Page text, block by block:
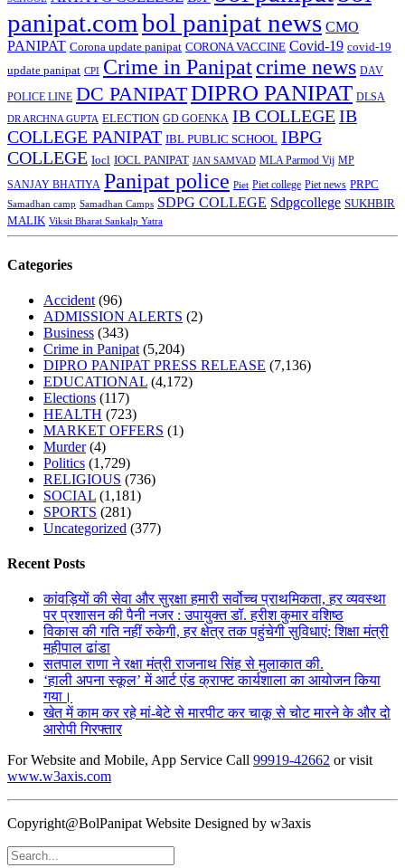
panipat.combol panipat news CMO
PANIPAT Corona update panipat CORONA VACCINE Covid-19 covid-19
update panipat CPI Crime in Panipatcrime news DAV
POLICE LINE DC PANIPATDIPRO PANIPAT DLSA
DR ARCHNA GUPTA ELECTION GD GOENKA IB COLLEGEIB
COLLEGE PANIPAT IBL PUBLIC SCHOOL IBPG
COLLEGE Iocl IOCL PANIPAT JAN SAMVAD MLA Parmod Vij MP
SANJAY BHATIYA Panipat police Piet Piet college Piet news PRPC
Samadhan camp Samadhan Camps SDPG COLLEGE Sdpgcollege SUKHBIR
MALIK Viksit Bharat Sankalp Yatra
Categories
Accident (96)
ADMISSION ALERTS (2)
Business (343)
Crime in Panipat (5,204)
DIPRO PANIPAT PRESS RELEASE (7,136)
EDUCATIONAL (4,172)
Elections (117)
HEALTH (723)
MARKET OFFERS (1)
Murder(4)
Politics (1,729)
RELIGIOUS (736)
SOCIAL (1,181)
SPORTS (281)
Uncategorized (377)
Recent Posts
कांवड़ियों की सेवा और सुरक्षा हमारी सर्वोच्च प्राथमिकता, हर व्यवस्था
पर प्रशासन की पैनी नजर : उपायुक्त डॉ. हरीश कुमार वशिष्ठ
विकास की गति नहीं रुकेगी, हर क्षेत्र तक पहुंचेगी सुविधाएं: शिक्षा मंत्री
महीपाल ढांडा
सतपाल राणा ने रक्षा मंत्री राजनाथ सिंह से मुलाकात की.
‘हाली अपना स्कूल’ में आर्ट एंड क्राफ्ट कार्यशाला का आयोजन किया
गया।
खेत में काम कर रहे मां-बेटे से मारपीट कर चाकू से चोट मारने के और दो
आरोपी गिरफ्तार
For Website and Mobile, App Service Call 99919-42662 or visit
www.w3axis.com
Copyright@BolPanipat Website Designed by w3axis